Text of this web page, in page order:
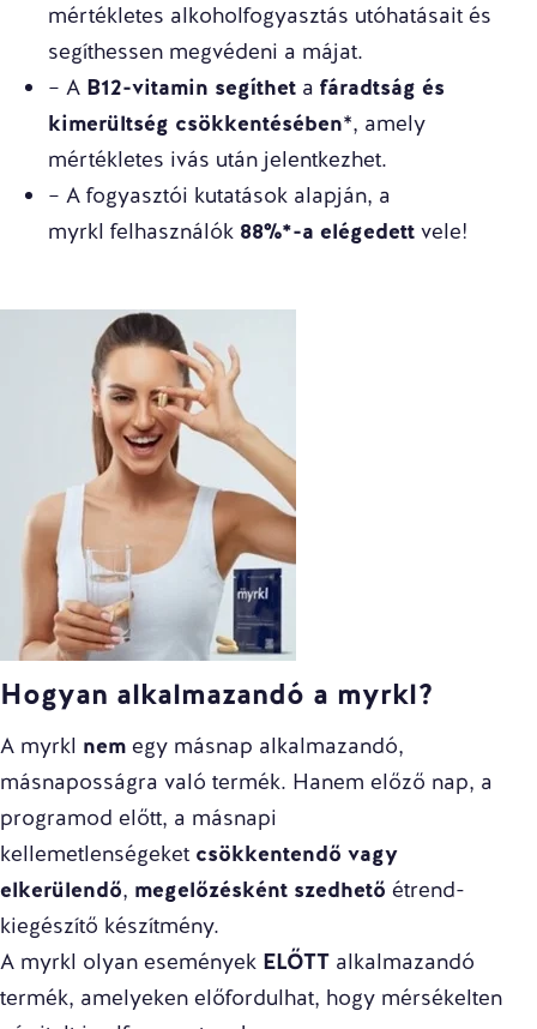
mértékletes alkoholfogyasztás utóhatásait és
segíthessen megvédeni a májat.
– A B12-vitamin segíthet a fáradtság és
kimerültség csökkentésében*, amely
mértékletes ivás után jelentkezhet.
– A fogyasztói kutatások alapján, a
myrkl felhasználók 88%*-a elégedett vele!
Hogyan alkalmazandó a myrkl?
A myrkl nem egy másnap alkalmazandó,
másnaposságra való termék. Hanem előző nap, a
programod előtt, a másnapi
kellemetlenségeket csökkentendő vagy
elkerülendő, megelőzésként szedhető étrend-
kiegészítő készítmény.
A myrkl olyan események ELŐTT alkalmazandó
termék, amelyeken előfordulhat, hogy mérsékelten